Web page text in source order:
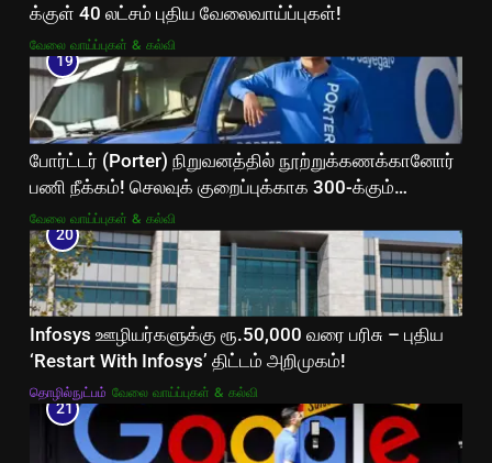
க்குள் 40 லட்சம் புதிய வேலைவாய்ப்புகள்!
வேலை வாய்ப்புகள் & கல்வி
19
போர்ட்டர் (Porter) நிறுவனத்தில் நூற்றுக்கணக்கானோர்
பணி நீக்கம்! செலவுக் குறைப்புக்காக 300-க்கும்
மேற்பட்ட ஊழியர்களை நீக்கியது!
வேலை வாய்ப்புகள் & கல்வி
20
Infosys ஊழியர்களுக்கு ரூ.50,000 வரை பரிசு – புதிய
‘Restart With Infosys’ திட்டம் அறிமுகம்!
தொழில்நுட்பம் வேலை வாய்ப்புகள் & கல்வி
21